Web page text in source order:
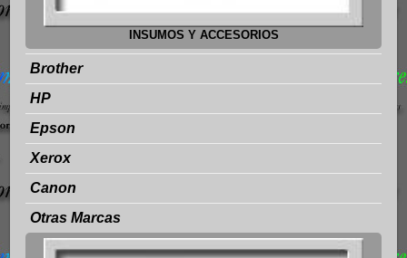
INSUMOS Y ACCESORIOS
Brother
HP
Epson
Xerox
Canon
Otras Marcas